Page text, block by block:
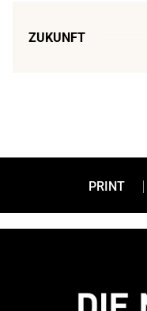
ZUKUNFT
PRINT